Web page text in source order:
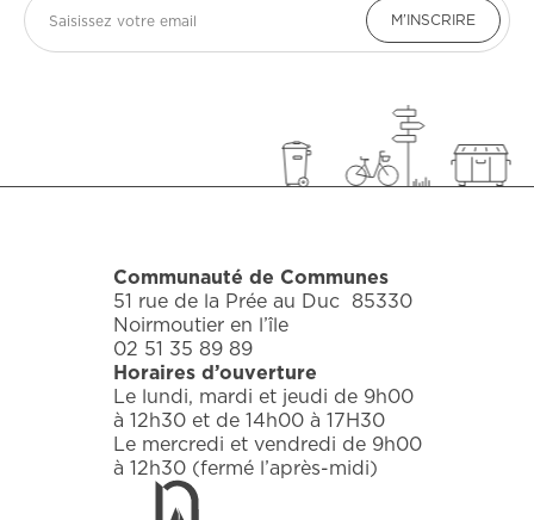
M’INSCRIRE
Communauté de Communes
51 rue de la Prée au Duc 85330
Noirmoutier en l’île
02 51 35 89 89
Horaires d’ouverture
Le lundi, mardi et jeudi de 9h00
à 12h30 et de 14h00 à 17H30
Le mercredi et vendredi de 9h00
à 12h30 (fermé l’après-midi)